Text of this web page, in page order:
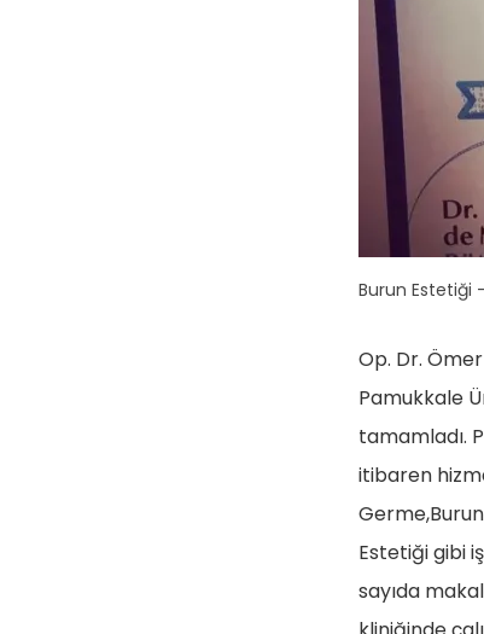
Burun Estetiği
Op. Dr.
Pamukkale
tamamladı.
itibaren
Estetiği gibi
sayıda